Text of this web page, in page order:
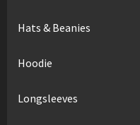
Hats & Beanies
Hoodie
Longsleeves